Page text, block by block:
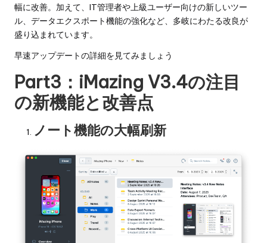
幅に改善。加えて、IT管理者や上級ユーザー向けの新しいツー
ル、データエクスポート機能の強化など、多岐にわたる改良が
盛り込まれています。
早速アップデートの詳細を見てみましょう
Part3：iMazing V3.4の注目
の新機能と改善点
ノート機能の大幅刷新